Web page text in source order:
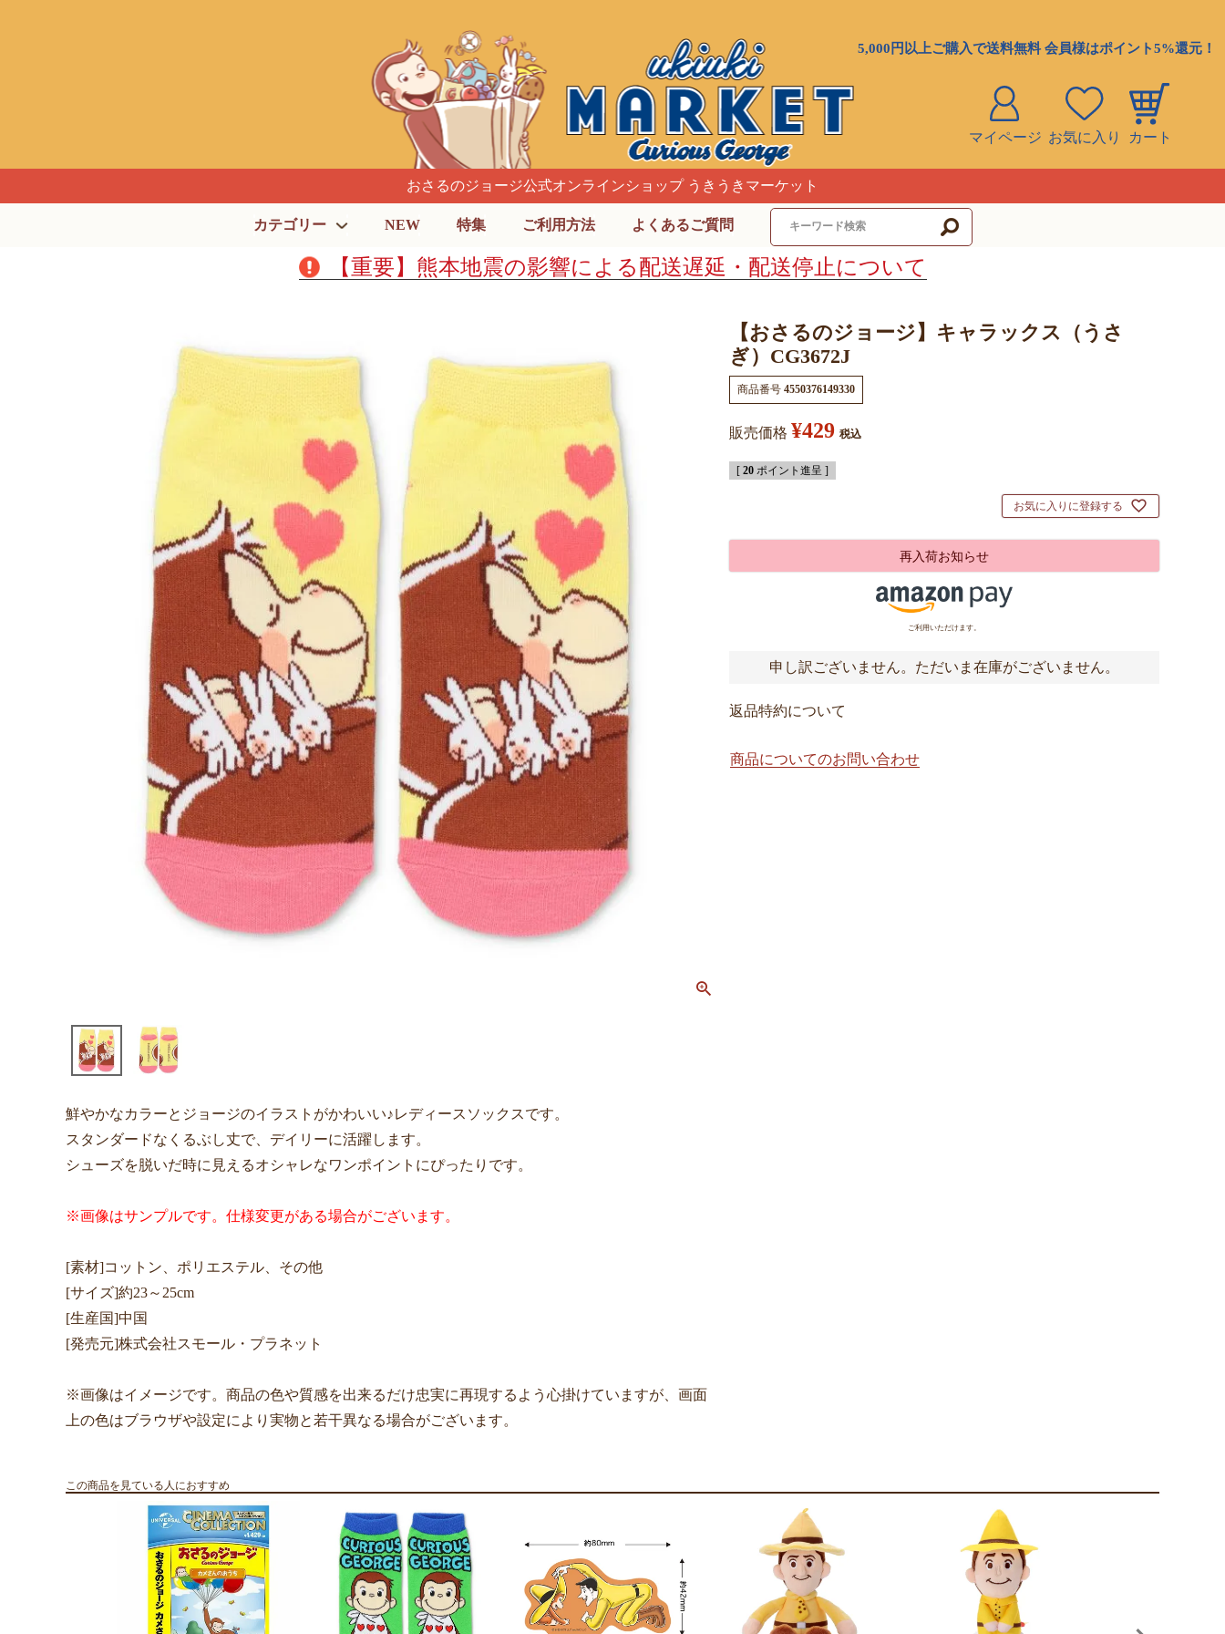
5,000円以上ご購入で送料無料 会員様はポイント5%還元！
マイページ お気に入り カート
おさるのジョージ公式オンラインショップ うきうきマーケット
カテゴリー NEW 特集 ご利用方法 よくあるご質問
【重要】熊本地震の影響による配送遅延・配送停止について
【おさるのジョージ】キャラックス（うさ
ぎ）CG3672J
商品番号 4550376149330
販売価格 ¥429 税込
[ 20 ポイント進呈 ]
お気に入りに登録する
再入荷お知らせ
ご利用いただけます。
申し訳ございません。ただいま在庫がございません。
返品特約について
商品についてのお問い合わせ
鮮やかなカラーとジョージのイラストがかわいい♪レディースソックスです。
スタンダードなくるぶし丈で、デイリーに活躍します。
シューズを脱いだ時に見えるオシャレなワンポイントにぴったりです。
※画像はサンプルです。仕様変更がある場合がございます。
[素材]コットン、ポリエステル、その他
[サイズ]約23～25cm
[生産国]中国
[発売元]株式会社スモール・プラネット
※画像はイメージです。商品の色や質感を出来るだけ忠実に再現するよう心掛けていますが、画面
上の色はブラウザや設定により実物と若干異なる場合がございます。
この商品を見ている人におすすめ